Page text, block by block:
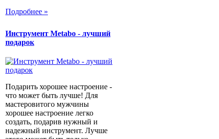
Подробнее »
Инструмент Metabo - лучший
подарок
Подарить хорошее настроение -
что может быть лучше! Для
мастеровитого мужчины
хорошее настроение легко
создать, подарив нужный и
надежный инструмент. Лучше